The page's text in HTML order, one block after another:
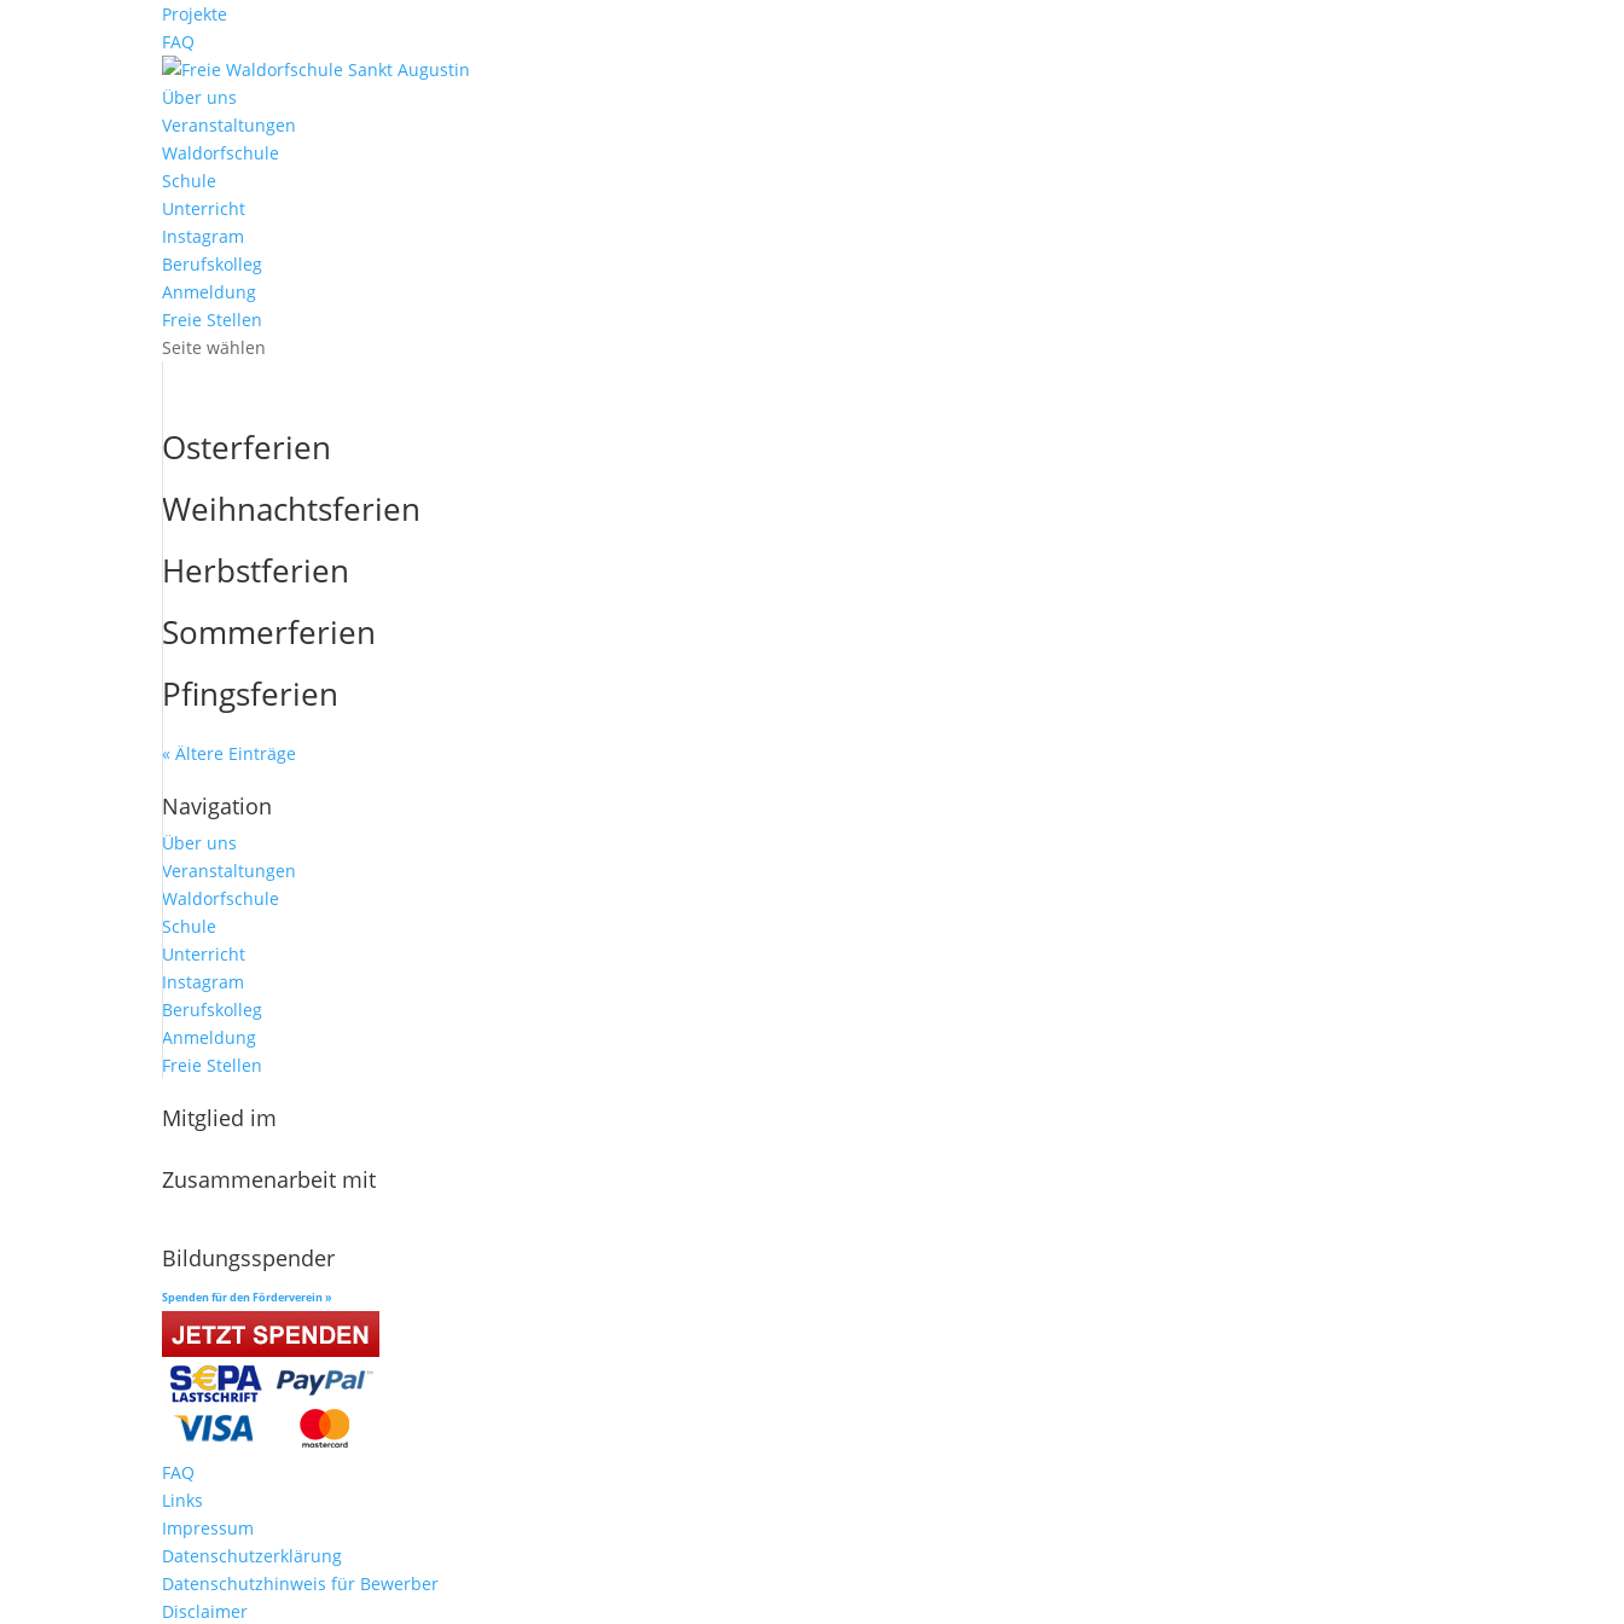
Projekte
FAQ
Über uns
Veranstaltungen
Waldorfschule
Schule
Unterricht
Instagram
Berufskolleg
Anmeldung
Freie Stellen
Seite wählen
Osterferien
Weihnachtsferien
Herbstferien
Sommerferien
Pfingsferien
« Ältere Einträge
Navigation
Über uns
Veranstaltungen
Waldorfschule
Schule
Unterricht
Instagram
Berufskolleg
Anmeldung
Freie Stellen
Mitglied im
Zusammenarbeit mit
Bildungsspender
Spenden für den Förderverein »
FAQ
Links
Impressum
Datenschutzerklärung
Datenschutzhinweis für Bewerber
Disclaimer